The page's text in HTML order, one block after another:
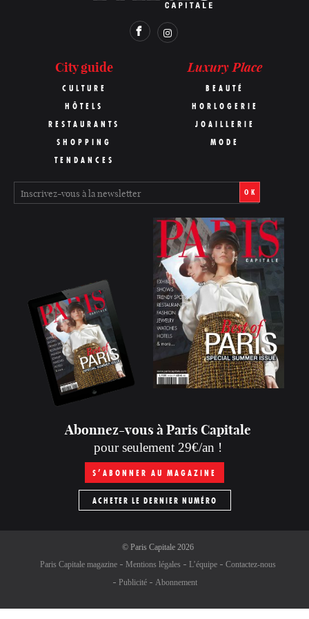
City guide
CULTURE
HÔTELS
RESTAURANTS
SHOPPING
TENDANCES
Luxury Place
BEAUTÉ
HORLOGERIE
JOAILLERIE
MODE
OK
Abonnez-vous à Paris Capitale
pour seulement 29€/an !
S’ABONNER AU MAGAZINE
ACHETER LE DERNIER NUMÉRO
© Paris Capitale2026
Paris Capitale magazine
Mentions légales L’équipe
Contactez-nous
Publicité
Abonnement